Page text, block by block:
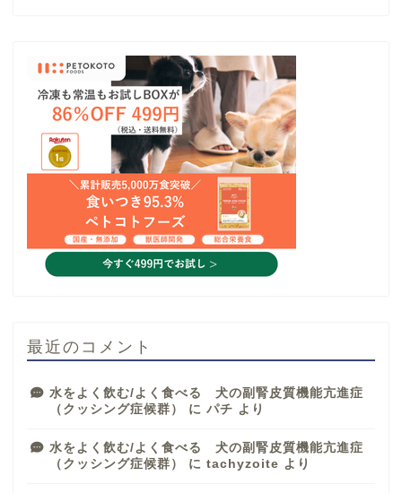
最近のコメント
水をよく飲む/よく食べる 犬の副腎皮質機能亢進症
（クッシング症候群）
に パチ より
水をよく飲む/よく食べる 犬の副腎皮質機能亢進症
（クッシング症候群）
に tachyzoite より